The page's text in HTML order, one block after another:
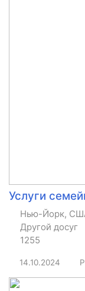
Услуги
Нью-Йорк,
Другой досуг
1255
14.10.2024